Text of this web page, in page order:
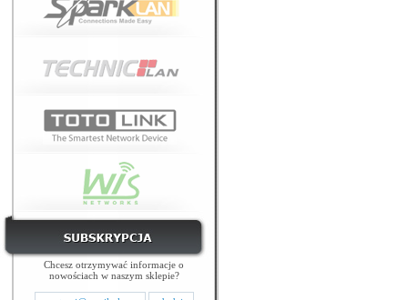
Chcesz otrzymywać informacje o
nowościach w naszym sklepie?